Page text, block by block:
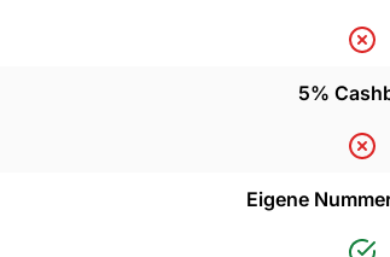
5%
Eigene